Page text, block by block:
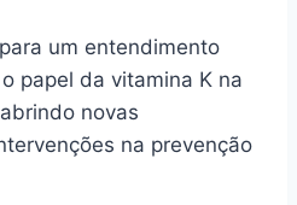
um entendimento
papel da vitamina K na
novas
na prevenção